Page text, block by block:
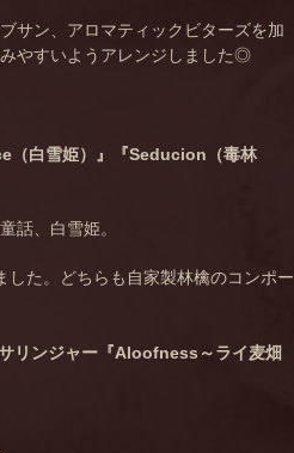
サン、アロマティックビターズを加
やすいようアレンジしました◎
（白雪姫）』『Seducion（毒林
話、白雪姫。
た。どちらも自家製林檎のコンポー
リンジャー 『Aloofness～ライ麦畑